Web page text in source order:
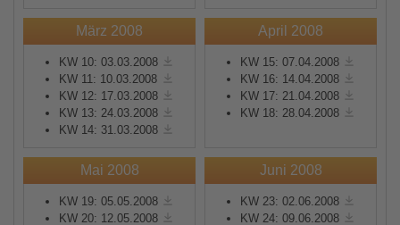
März 2008
KW 10: 03.03.2008
KW 11: 10.03.2008
KW 12: 17.03.2008
KW 13: 24.03.2008
KW 14: 31.03.2008
April 2008
KW 15: 07.04.2008
KW 16: 14.04.2008
KW 17: 21.04.2008
KW 18: 28.04.2008
Mai 2008
KW 19: 05.05.2008
KW 20: 12.05.2008
Juni 2008
KW 23: 02.06.2008
KW 24: 09.06.2008